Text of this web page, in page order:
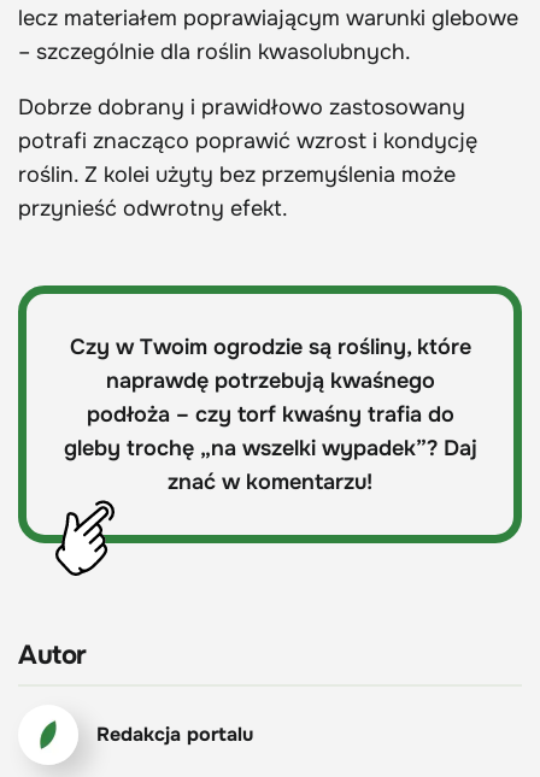
lecz materiałem poprawiającym warunki glebowe
– szczególnie dla roślin kwasolubnych.
Dobrze dobrany i prawidłowo zastosowany
potrafi znacząco poprawić wzrost i kondycję
roślin. Z kolei użyty bez przemyślenia może
przynieść odwrotny efekt.
Czy w Twoim ogrodzie są rośliny, które
naprawdę potrzebują kwaśnego
podłoża – czy torf kwaśny trafia do
gleby trochę „na wszelki wypadek”? Daj
znać w komentarzu!
Autor
Redakcja portalu